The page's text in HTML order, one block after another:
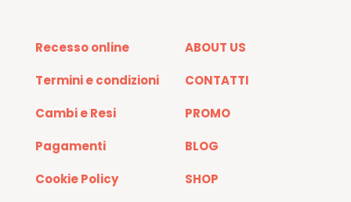
Recesso online
Termini e condizioni
Cambi e Resi
Pagamenti
Cookie Policy
ABOUT US
CONTATTI
PROMO
BLOG
SHOP